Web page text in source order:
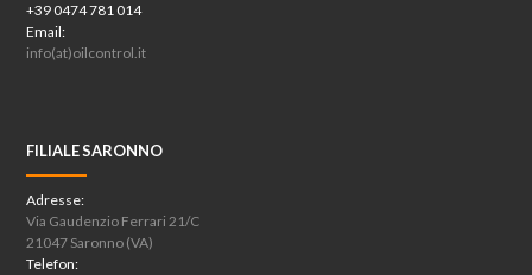
+39 0474 781 014
Email:
info(at)oilcontrol.it
FILIALE SARONNO
Adresse:
Via Gaudenzio Ferrari 21/C
21047 Saronno (VA)
Telefon: